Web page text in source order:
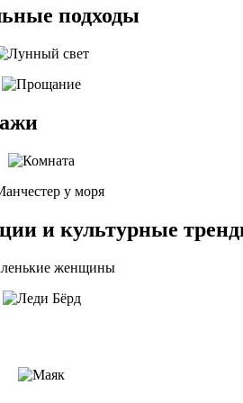
подходы
и культурные